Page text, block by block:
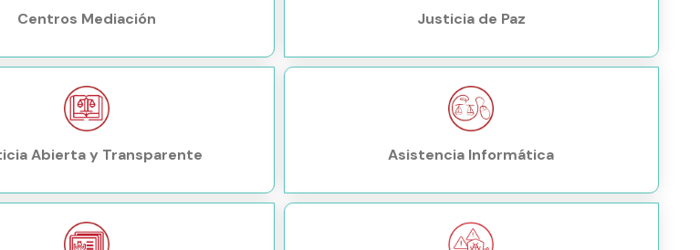
Centros Mediación
Abierta y Transparente
Justicia de Paz
Asistencia Informática